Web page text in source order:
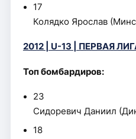
17
Колядко Ярослав
2012 | U-13 | ПЕРВАЯ
Топ бомбардиров:
23
Сидоревич Даниил
18